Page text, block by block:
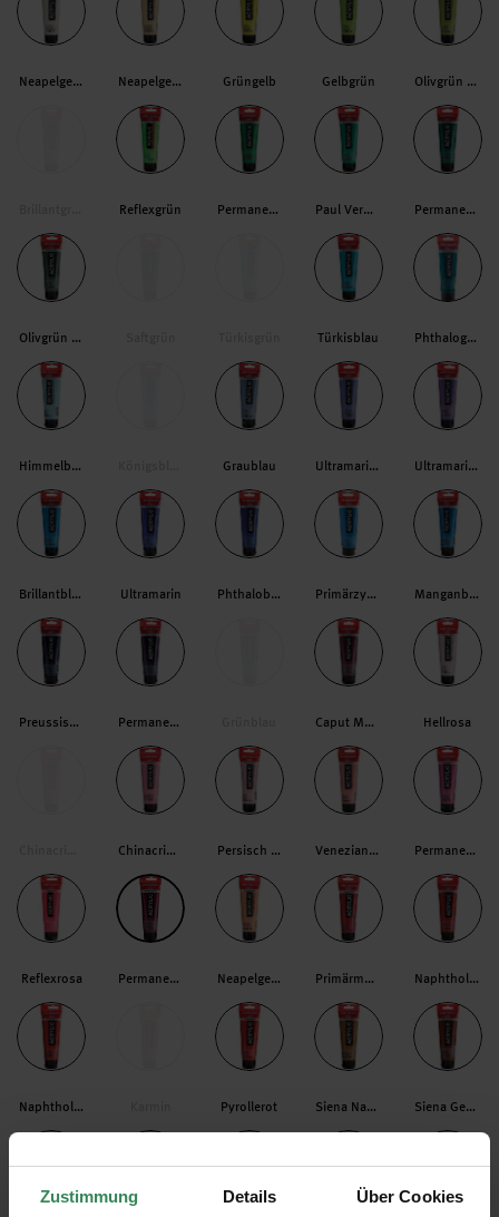
Zustimmung Details Über Cookies
Neapelgelb Hell Neapelgelb dunkel Grüngelb Gelbgrün Olivgrün Hell
Reflexgrün Permanentgrün Hell Paul Veronesgrün Permanentgrün dunkel
Olivgrün dunkel Türkisblau Phthalogrün
Himmelblau Hell Graublau Ultramarinviolett Hell Ultramarin Violett
Brillantblau Ultramarin Phthaloblau Primärzyan Manganblau Phthalo
Preussischblau Permanent Blauviolett Caput Mortuum Violett Hellrosa
Chinacridonrosa Hell Persisch Rosa Venezianisch Rosa Permanentrotviolett Hell
Reflexrosa Permanent Rotviolett Neapelgelb Rot Primärmagenta Naphtholrot dunkel
Naphtholrot Mittel Pyrollerot Siena Natur Siena Gebrannt